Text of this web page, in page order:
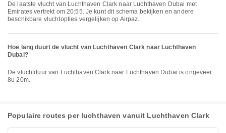
De laatste vlucht van Luchthaven Clark naar Luchthaven Dubai met
Emirates vertrekt om 20:55. Je kunt dit schema bekijken en andere
beschikbare vluchtopties vergelijken op Airpaz.
Hoe lang duurt de vlucht van Luchthaven Clark naar Luchthaven
Dubai?
De vluchtduur van Luchthaven Clark naar Luchthaven Dubai is ongeveer
8u 20m.
Populaire routes per luchthaven vanuit Luchthaven Clark